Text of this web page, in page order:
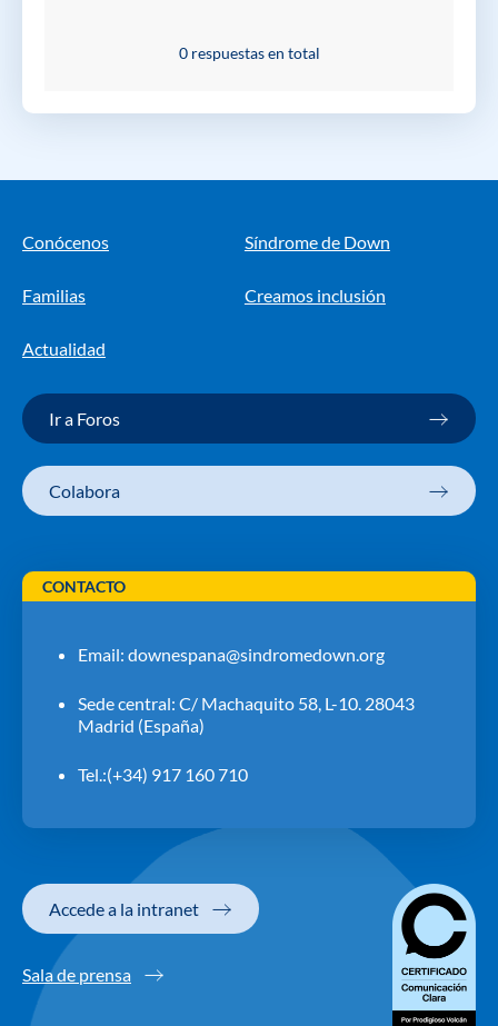
0 respuestas en total
Conócenos Síndrome de Down
Familias Creamos inclusión
Actualidad
Ir a Foros
Colabora
CONTACTO
Email: downespana@sindromedown.org
Sede central: C/ Machaquito 58, L-10. 28043
Madrid (España)
Tel.:(+34) 917 160 710
Accede a la intranet
Sala de prensa